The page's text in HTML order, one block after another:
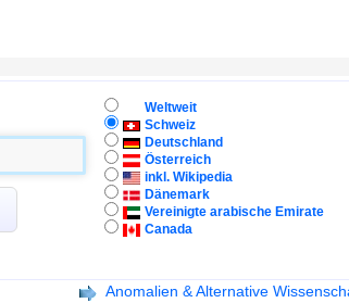
Weltweit
Schweiz
Deutschland
Österreich
inkl. Wikipedia
Dänemark
Vereinigte arabische Emirate
Canada
Anomalien & Alternative